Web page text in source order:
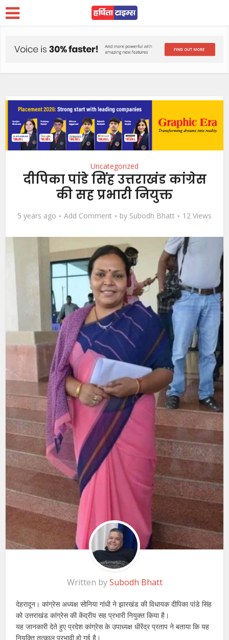
Uncategorized
दीपिका पांडे सिंह उत्तराखंड कांग्रेस
की सह प्रभारी नियुक्त
5 years ago Add Comment by Subodh Bhatt 12 Views
Written bySubodh Bhatt
देहरादून। कांग्रेस अध्यक्ष सोनिया गांधी ने झारखंड की विधायक दीपिका पांडे सिंह
को उत्तराखंड कांग्रेस की केंद्रीय सह प्रभारी नियुक्त किया है।
यह जानकारी देते हुए प्रदेश कांग्रेस के उपाध्यक्ष धीरेंद्र प्रताप ने बताया कि यह
नियुक्ति तत्काल प्रभावी हो गई है।